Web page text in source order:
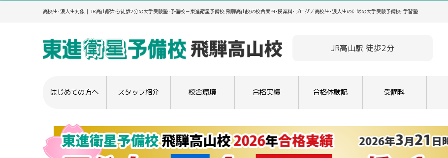
高校生･浪人生対象｜JR高山駅から徒歩2分の大学受験塾･予備校－東進衛星予備校 飛騨高山校の校舎案内･授業料･ブログ／高校生･浪人生のための大学受験予備校･学習塾
JR高山駅 徒歩2分
はじめての方へ スタッフ紹介 校舎環境 合格実績 合格体験記 受講料